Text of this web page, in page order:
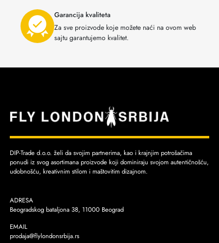
Garancija kvaliteta
Za sve proizvode koje možete naći na ovom web
sajtu garantujemo kvalitet.
DIP-Trade d.o.o. želi da svojim partnerima, kao i krajnjim potrošačima
ponudi iz svog asortimana proizvode koji dominiraju svojom autentičnošću,
udobnošću, kreativnim stilom i maštovitim dizajnom.
ADRESA
Beogradskog bataljona 38, 11000 Beograd
EMAIL
prodaja@flylondonsrbija.rs